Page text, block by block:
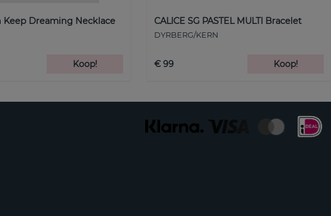
Keep Dreaming Necklace
Koop!
CALICE SG PASTEL MULTI Bracelet
DYRBERG/KERN
€ 99 Koop!